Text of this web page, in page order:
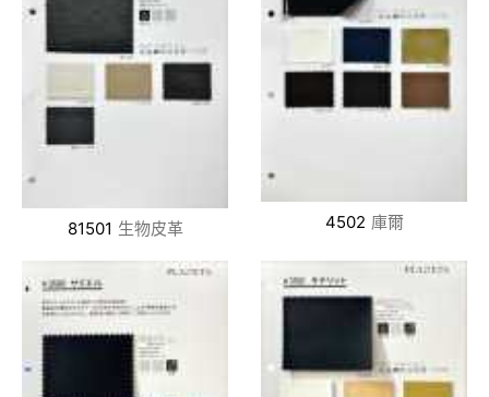
81501 生物皮革 4502 庫爾